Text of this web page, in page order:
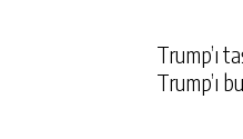
Trump’ı
Trump’ı
GÜNÜN SPOR